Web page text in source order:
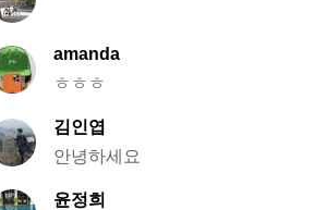
amanda
ㅎㅎㅎ
김인엽
안녕하세요
윤정희